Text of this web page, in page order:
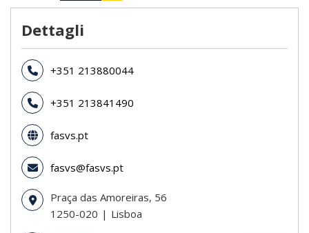
Dettagli
+351 213880044
+351 213841490
fasvs.pt
fasvs@fasvs.pt
Praça das Amoreiras, 56
1250-020
Lisboa